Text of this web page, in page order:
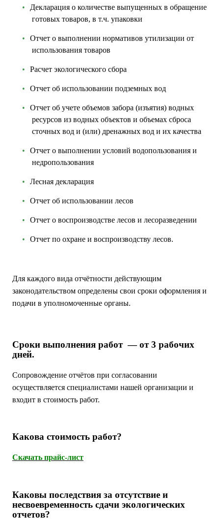
Декларация о количестве выпущенных в обращение
готовых товаров, в т.ч. упаковки
Отчет о выполнении нормативов утилизации от
использования товаров
Расчет экологического сбора
Отчет об использовании подземных вод
Отчет об учете объемов забора (изъятия) водных
ресурсов из водных объектов и объемах сброса
сточных вод и (или) дренажных вод и их качества
Отчет о выполнении условий водопользования и
недропользования
Лесная декларация
Отчет об использовании лесов
Отчет о воспроизводстве лесов и лесоразведении
Отчет по охране и воспроизводству лесов.
Для каждого вида отчётности действующим
законодательством определены свои сроки оформления и
подачи в уполномоченные органы.
Сроки выполнения работ — от 3 рабочих
дней.
Сопровождение отчётов при согласовании
осуществляется специалистами нашей организации и
входит в стоимость работ.
Какова стоимость работ?
Скачать прайс-лист
Каковы последствия за отсутствие и
несвоевременность сдачи экологических
отчетов?